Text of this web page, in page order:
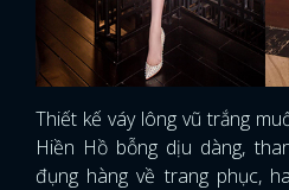
Thiết kế váy lông vũ trắng
Hiền Hồ bỗng dịu dàng,
đụng hàng về trang phục,